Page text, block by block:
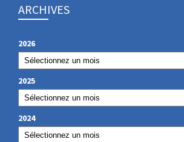
ARCHIVES
2026
2025
2024